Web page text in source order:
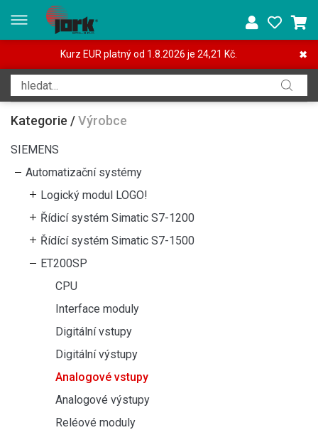
✖
Kurz EUR platný od 1.8.2026 je 24,21 Kč.
Kategorie /Výrobce
SIEMENS
Automatizační systémy
Logický modul LOGO!
Řídicí systém Simatic S7-1200
Řídící systém Simatic S7-1500
ET200SP
CPU
Interface moduly
Digitální vstupy
Digitální výstupy
Analogové vstupy
Analogové výstupy
Reléové moduly